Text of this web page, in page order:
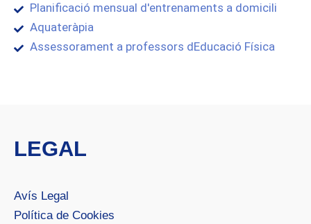
Planificació mensual d'entrenaments a domicili
Aquateràpia
Assessorament a professors dEducació Física
LEGAL
Avís Legal
Política de Cookies